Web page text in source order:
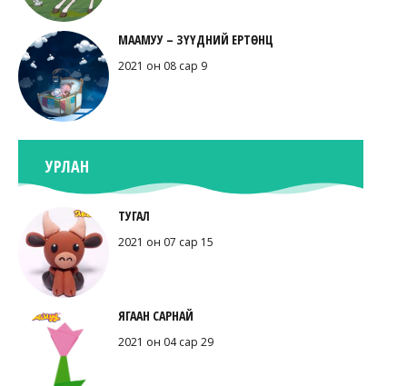
МААМУУ – ЗҮҮДНИЙ ЕРТӨНЦ
2021 он 08 сар 9
УРЛАН
ТУГАЛ
2021 он 07 сар 15
ЯГААН САРНАЙ
2021 он 04 сар 29